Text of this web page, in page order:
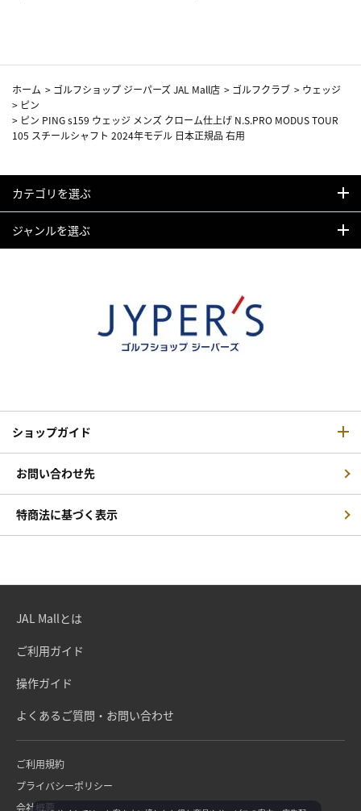
ホーム > ゴルフショップ ジーパーズ JAL Mall店 > ゴルフクラブ > ウェッジ
> ピン
> ピン PING s159 ウェッジ メンズ クローム仕上げ N.S.PRO MODUS TOUR
105 スチールシャフト 2024年モデル 日本正規品 右用
カテゴリを選ぶ
ジャンルを選ぶ
ショップガイド
お問い合わせ先
特商法に基づく表示
JAL Mallとは
ご利用ガイド
操作ガイド
よくあるご質問・お問い合わせ
ご利用規約
プライバシーポリシー
会社概要